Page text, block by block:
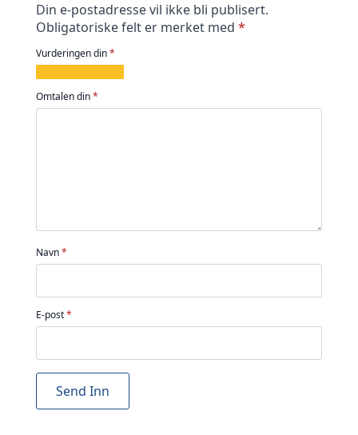
Din e-postadresse vil ikke bli publisert.
Obligatoriske felt er merket med *
Vurderingen din*
av
5
av
5
av
5
av
5 5
Omtalen din*
Navn*
E-post*